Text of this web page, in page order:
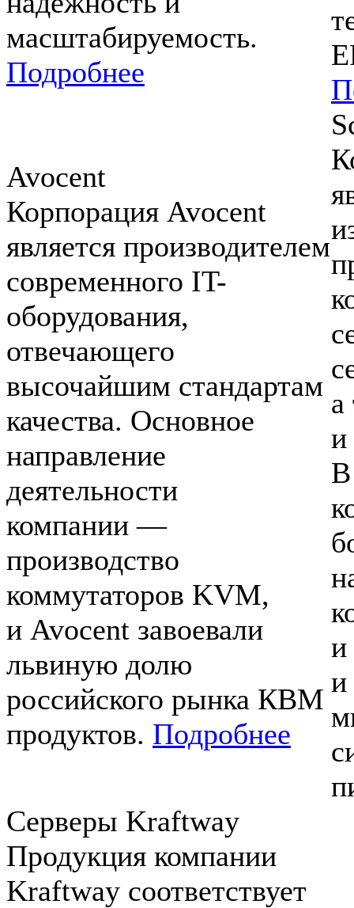
масштабируемость.
Подробнее
Avocent
Корпорация Avocent
является производителем
современного IT-
оборудования,
отвечающего
высочайшим стандартам
качества. Основное
направление
деятельности
компании —
производство
коммутаторов KVM,
и Avocent завоевали
львиную долю
российского рынка КВМ
продуктов. Подробнее
а
и
В
и
и
Серверы Kraftway
Продукция компании
Kraftway соответствует